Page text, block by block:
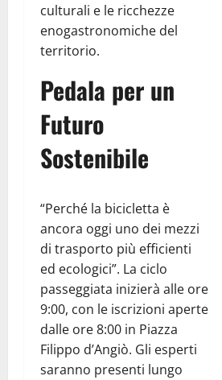
culturali e le ricchezze
enogastronomiche del
territorio.
Pedala per un
Futuro
Sostenibile
“Perché la bicicletta è
ancora oggi uno dei mezzi
di trasporto più efficienti
ed ecologici”. La ciclo
passeggiata inizierà alle ore
9:00, con le iscrizioni aperte
dalle ore 8:00 in Piazza
Filippo d’Angiò. Gli esperti
saranno presenti lungo